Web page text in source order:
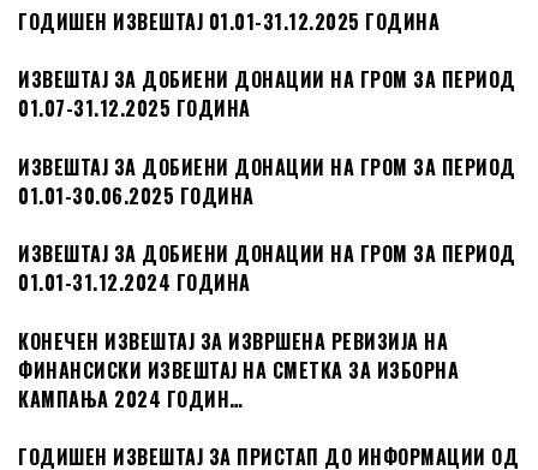
ГОДИШЕН ИЗВЕШТАЈ 01.01-31.12.2025 ГОДИНА
ИЗВЕШТАЈ ЗА ДОБИЕНИ ДОНАЦИИ НА ГРОМ ЗА ПЕРИОД
01.07-31.12.2025 ГОДИНА
ИЗВЕШТАЈ ЗА ДОБИЕНИ ДОНАЦИИ НА ГРОМ ЗА ПЕРИОД
01.01-30.06.2025 ГОДИНА
ИЗВЕШТАЈ ЗА ДОБИЕНИ ДОНАЦИИ НА ГРОМ ЗА ПЕРИОД
01.01-31.12.2024 ГОДИНА
КОНЕЧЕН ИЗВЕШТАЈ ЗА ИЗВРШЕНА РЕВИЗИЈА НА
ФИНАНСИСКИ ИЗВЕШТАЈ НА СМЕТКА ЗА ИЗБОРНА
КАМПАЊА 2024 ГОДИН…
ГОДИШЕН ИЗВЕШТАЈ ЗА ПРИСТАП ДО ИНФОРМАЦИИ ОД